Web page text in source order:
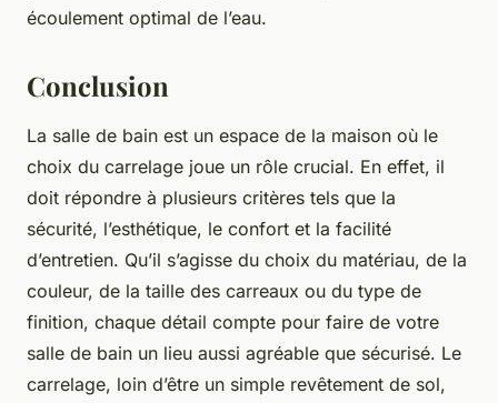
écoulement optimal de l’eau.
Conclusion
La salle de bain est un espace de la maison où le
choix du carrelage joue un rôle crucial. En effet, il
doit répondre à plusieurs critères tels que la
sécurité, l’esthétique, le confort et la facilité
d’entretien. Qu’il s’agisse du choix du matériau, de la
couleur, de la taille des carreaux ou du type de
finition, chaque détail compte pour faire de votre
salle de bain un lieu aussi agréable que sécurisé. Le
carrelage, loin d’être un simple revêtement de sol,